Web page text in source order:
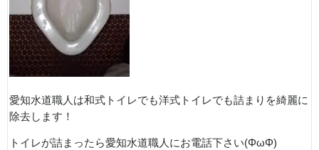
愛知水道職人は和式トイレでも洋式トイレでも詰まりを綺麗に
除去します！
トイレが詰まったら愛知水道職人にお電話下さい(ΦωΦ)